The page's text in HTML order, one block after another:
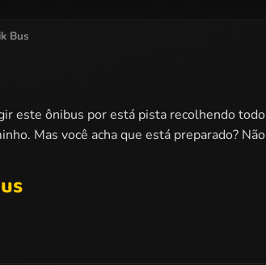
Bus
este ônibus por está pista recolhendo
Mas você acha que está preparado?